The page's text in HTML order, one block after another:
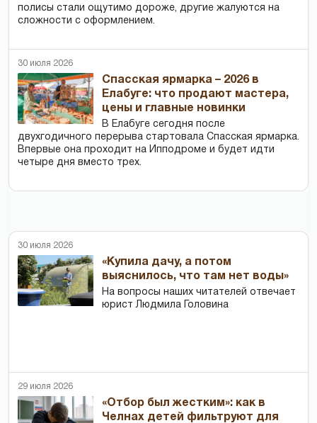
полисы стали ощутимо дороже, другие жалуются на
сложности с оформлением.
30 июля 2026
Спасская ярмарка – 2026 в
Елабуге: что продают мастера,
цены и главные новинки
В Елабуге сегодня после
двухгодичного перерыва стартовала Спасская ярмарка.
Впервые она проходит на Ипподроме и будет идти
четыре дня вместо трех.
30 июля 2026
«Купила дачу, а потом
выяснилось, что там нет воды»
На вопросы наших читателей отвечает
юрист Людмила Головина
29 июля 2026
«Отбор был жестким»: как в
Челнах детей фильтруют для